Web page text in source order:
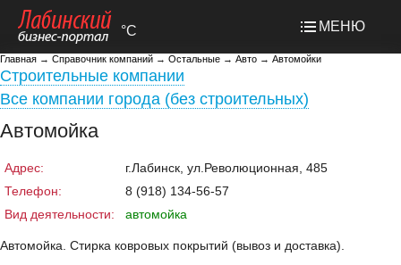
°C МЕНЮ
Главная → Справочник компаний → Остальные → Авто → Автомойки
Строительные компании
Все компании города (без строительных)
Автомойка
Адрес:
г.Лабинск, ул.Революционная, 485
Телефон:
8 (918) 134-56-57
Вид деятельности:
автомойка
Автомойка. Стирка ковровых покрытий (вывоз и доставка).